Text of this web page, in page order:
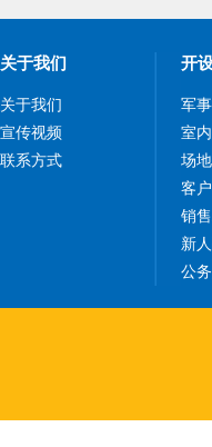
关于我们
关于我们
宣传视频
联系方式
开
军
室
场
客
销
新
公